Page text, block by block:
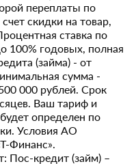
переплаты по
скидки на товар,
ставка по
100% годовых, полная
(займа) - от
сумма -
000 рублей. Срок
Ваш тариф и
определен по
Условия АО
Финанс».
Пос-кредит (займ) –